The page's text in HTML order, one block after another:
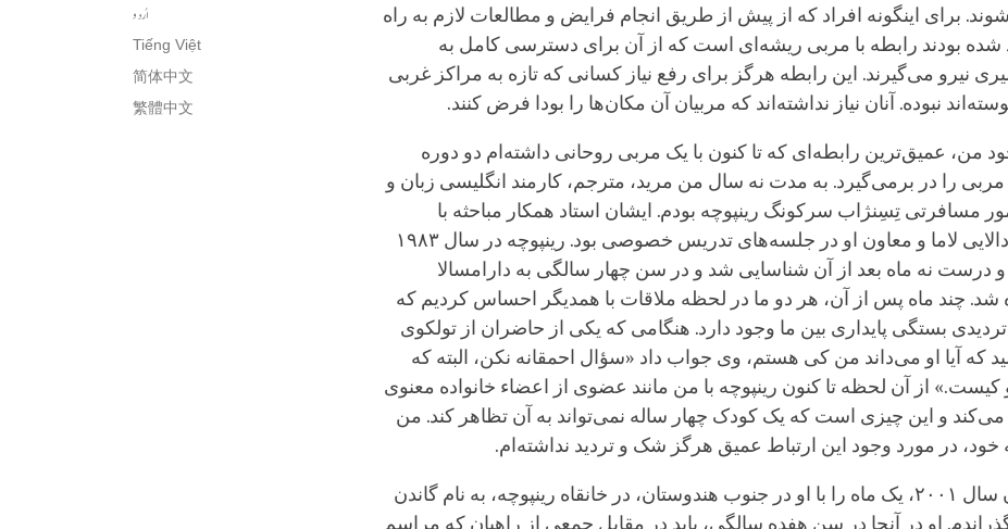
اُردو
Tiếng Việt
简体中文
繁體中文
شوند. برای اینگونه افراد که از پیش از طریق انجام فرایض و مطالعات لازم به راه
شده‌ بودند رابطه با مربی ریشه‌ای است که از آن برای دسترسی کامل به
نیرو می‌گیرند. این رابطه هرگز برای رفع نیاز کسانی که تازه به مراکز غربی
نبوده. آنان نیاز نداشته‌اند که مربیان آن مکان‌ها را بودا فرض کنند.
من، عمیق‌ترین رابطه‌ای که تا کنون با یک مربی روحانی داشته‌ام دو دوره
را در برمی‌گیرد. به مدت نه سال من مرید، مترجم، کارمند انگلیسی زبان و
مسافرتی تِسِنژاب سرکونگ رینپوچه بودم. ایشان استاد همکار مباحثه با
عالیجناب دالایی لاما و معاون او در جلسه‌های تدریس خصوصی بود. رینپوچه در سال ۱۹۸۳
نه ماه بعد از آن شناسایی شد و در سن چهار سالگی به دارامسالا
شد. چند ماه پس از آن، هر دو ما در لحظه ملاقات با همدیگر احساس کردیم که
بستگی پایداری بین ما وجود دارد. هنگامی که یکی از حاضران از تولکوی
که آیا او می‌داند من کی هستم، وی جواب داد «سؤال احمقانه نکن، البته که
کیست.» از آن لحظه تا کنون رینپوچه با من مانند عضوی از اعضاء خانواده معنوی
می‌کند و این چیزی است که یک کودک چهار ساله نمی‌تواند به آن تظاهر کند. من
خود، در مورد وجود این ارتباط عمیق هرگز شک و تردید نداشته‌ام.
در تابستان سال ۲۰۰۱، یک ماه را با او در جنوب هندوستان، در خانقاه رینپوچه، به نام گاندن
او در آنجا در سن هفده سالگی، باید در مقابل جمعی از راهبان که مراسم